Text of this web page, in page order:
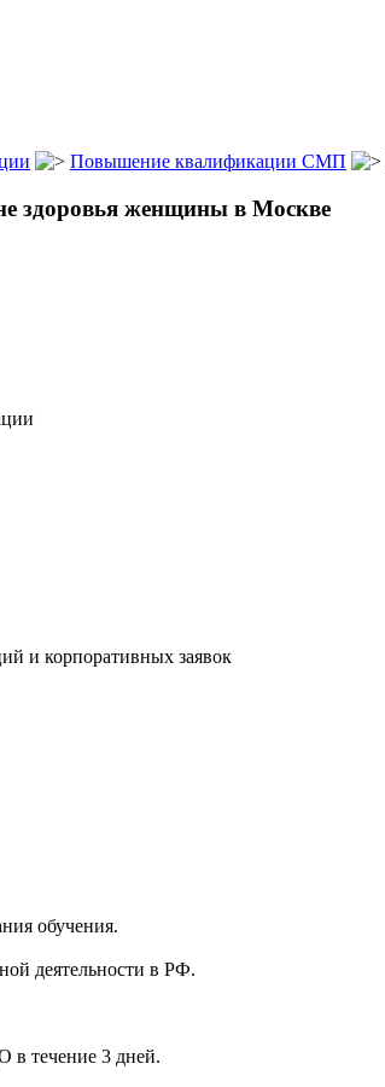
Повышение квалификации СМП
здоровья женщины в Москве
и корпоративных заявок
обучения.
деятельности в РФ.
течение 3 дней.